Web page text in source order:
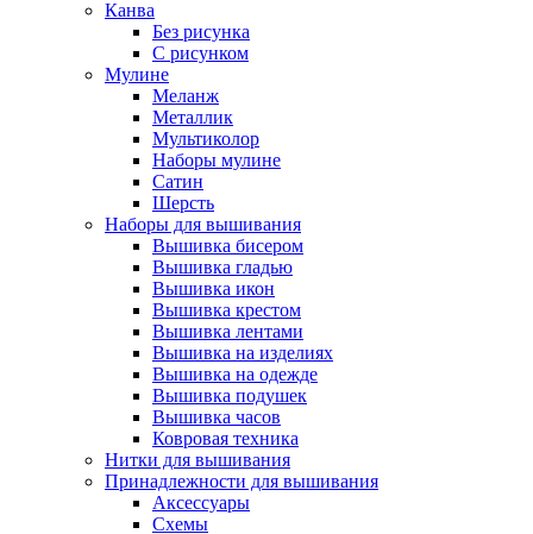
Канва
Без рисунка
С рисунком
Мулине
Меланж
Металлик
Мультиколор
Наборы мулине
Сатин
Шерсть
Наборы для вышивания
Вышивка бисером
Вышивка гладью
Вышивка икон
Вышивка крестом
Вышивка лентами
Вышивка на изделиях
Вышивка на одежде
Вышивка подушек
Вышивка часов
Ковровая техника
Нитки для вышивания
Принадлежности для вышивания
Аксессуары
Схемы